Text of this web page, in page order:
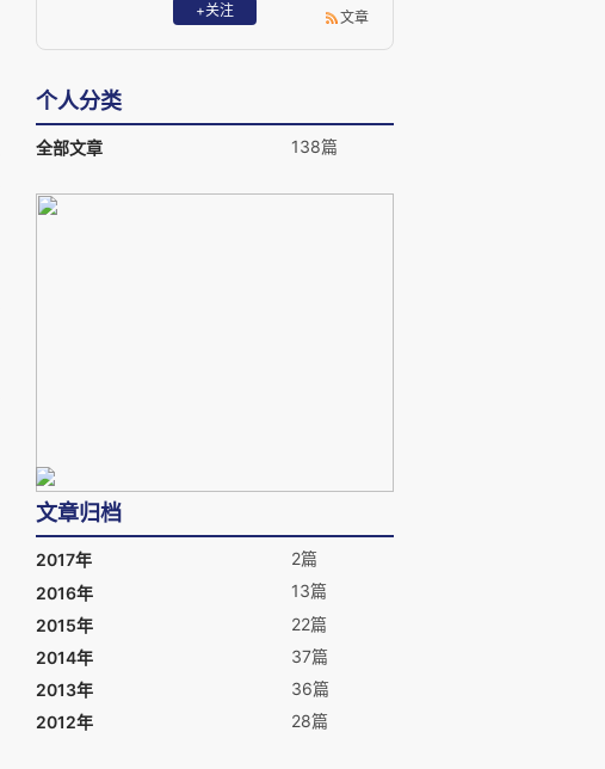
+关注 文章
个人分类
全部文章 138篇
文章归档
2017年
2篇
2016年
13篇
2015年
22篇
2014年
37篇
2013年
36篇
2012年
28篇